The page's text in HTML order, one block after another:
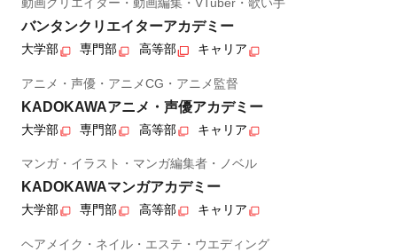
動画クリエイター・動画編集・VTuber・歌い手
バンタンクリエイターアカデミー
大学部 専門部 高等部 キャリア
アニメ・声優・アニメCG・アニメ監督
KADOKAWAアニメ・声優アカデミー
大学部 専門部 高等部 キャリア
マンガ・イラスト・マンガ編集者・ノベル
KADOKAWAマンガアカデミー
大学部 専門部 高等部 キャリア
ヘアメイク・ネイル・エステ・ウエディング